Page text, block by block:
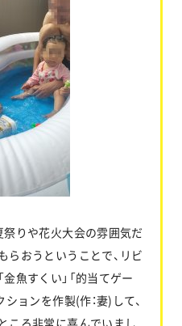
祭りや花火大会の雰囲気だ
らおうということで、リビ
魚すくい」「的当てゲー
ションを作製(作：妻)して、
ころ非常に喜んでいまし